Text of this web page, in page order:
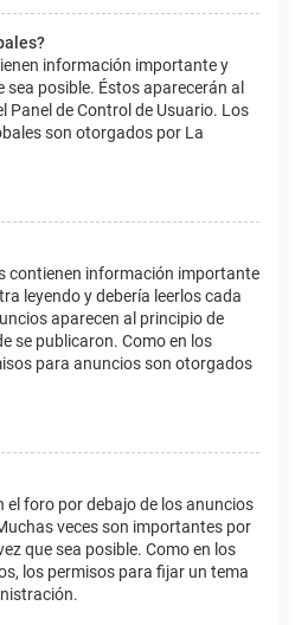
información importante y
sea posible. Éstos aparecerán al
Panel de Control de Usuario. Los
son otorgados por La
contienen información importante
leyendo y debería leerlos cada
aparecen al principio de
se publicaron. Como en los
para anuncios son otorgados
el foro por debajo de los anuncios
veces son importantes por
que sea posible. Como en los
los permisos para fijar un tema